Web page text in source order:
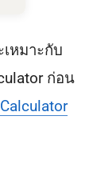
หมาะกับ
ก่อน